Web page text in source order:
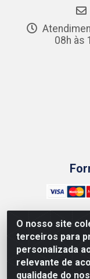
O nosso site
terceiros para
personalizada
relevante de
qualidade do
08h às
Kgmlan
Rua Pedro de